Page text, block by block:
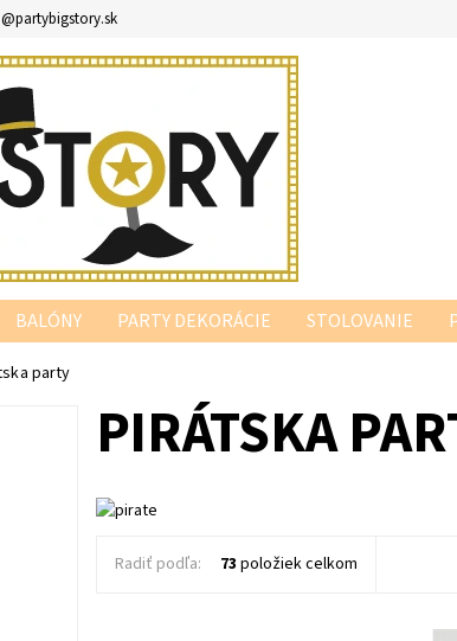
@partybigstory.sk
BALÓNY PARTY DEKORÁCIE STOLOVANIE
party
PIRÁTSKA
Radiť podľa: 73 položiek celkom